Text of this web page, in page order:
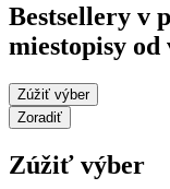
Bestsellery v
miestopisy
Zúžiť výber
Zoradiť
Zúžiť výber